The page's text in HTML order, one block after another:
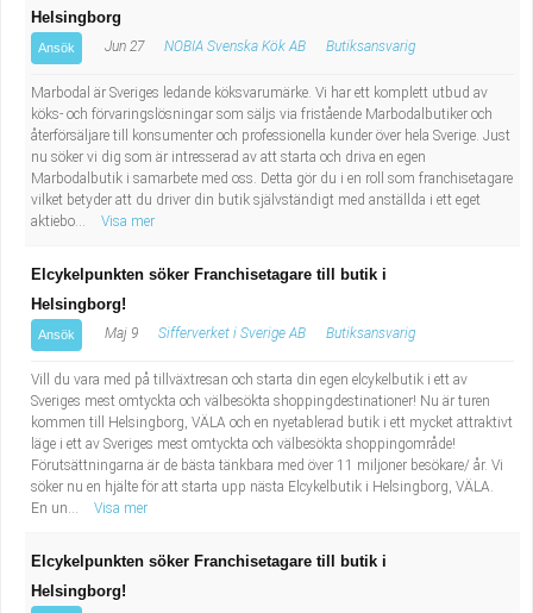
Helsingborg
Ansök Jun 27 NOBIA Svenska Kök AB Butiksansvarig
Marbodal är Sveriges ledande köksvarumärke. Vi har ett komplett utbud av
köks- och förvaringslösningar som säljs via fristående Marbodalbutiker och
återförsäljare till konsumenter och professionella kunder över hela Sverige. Just
nu söker vi dig som är intresserad av att starta och driva en egen
Marbodalbutik i samarbete med oss. Detta gör du i en roll som franchisetagare
vilket betyder att du driver din butik självständigt med anställda i ett eget
aktiebo...
Visa mer
Elcykelpunkten söker Franchisetagare till butik i
Helsingborg!
Ansök Maj 9 Sifferverket i Sverige AB Butiksansvarig
Vill du vara med på tillväxtresan och starta din egen elcykelbutik i ett av
Sveriges mest omtyckta och välbesökta shoppingdestinationer! Nu är turen
kommen till Helsingborg, VÄLA och en nyetablerad butik i ett mycket attraktivt
läge i ett av Sveriges mest omtyckta och välbesökta shoppingområde!
Förutsättningarna är de bästa tänkbara med över 11 miljoner besökare/ år. Vi
söker nu en hjälte för att starta upp nästa Elcykelbutik i Helsingborg, VÄLA.
En un...
Visa mer
Elcykelpunkten söker Franchisetagare till butik i
Helsingborg!